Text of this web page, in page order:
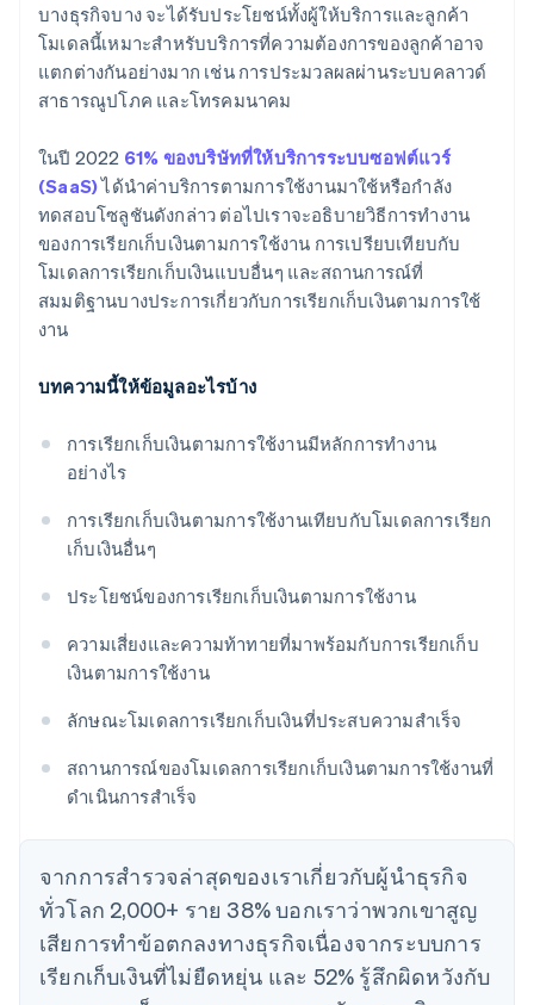
ผู้ให้บริการสาธารณูปโภค
ผู้ให้บริการ SaaS
บางธุรกิจบาง จะได้รับประโยชน์ทั้งผู้ให้บริการและลูกค้า
โมเดลนี้เหมาะสําหรับบริการที่ความต้องการของลูกค้าอาจ
แตกต่างกันอย่างมาก เช่น การประมวลผลผ่านระบบคลาวด์
สาธารณูปโภค และโทรคมนาคม
ในปี 2022 61% ของบริษัทที่ให้บริการระบบซอฟต์แวร์
(SaaS)ได้นําค่าบริการตามการใช้งานมาใช้หรือกําลัง
ทดสอบโซลูชันดังกล่าว ต่อไปเราจะอธิบายวิธีการทํางาน
ของการเรียกเก็บเงินตามการใช้งาน การเปรียบเทียบกับ
โมเดลการเรียกเก็บเงินแบบอื่นๆ และสถานการณ์ที่
สมมติฐานบางประการเกี่ยวกับการเรียกเก็บเงินตามการใช้
งาน
บทความนี้ให้ข้อมูลอะไรบ้าง
การเรียกเก็บเงินตามการใช้งานมีหลักการทํางาน
อย่างไร
การเรียกเก็บเงินตามการใช้งานเทียบกับโมเดลการเรียก
เก็บเงินอื่นๆ
ประโยชน์ของการเรียกเก็บเงินตามการใช้งาน
ความเสี่ยงและความท้าทายที่มาพร้อมกับการเรียกเก็บ
เงินตามการใช้งาน
ลักษณะโมเดลการเรียกเก็บเงินที่ประสบความสําเร็จ
สถานการณ์ของโมเดลการเรียกเก็บเงินตามการใช้งานที่
ดําเนินการสําเร็จ
จากการสํารวจล่าสุดของเราเกี่ยวกับผู้นําธุรกิจ
ทั่วโลก 2,000+ ราย 38% บอกเราว่าพวกเขาสูญ
เสียการทำข้อตกลงทางธุรกิจเนื่องจากระบบการ
เรียกเก็บเงินที่ไม่ยืดหยุ่น และ 52% รู้สึกผิดหวังกับ